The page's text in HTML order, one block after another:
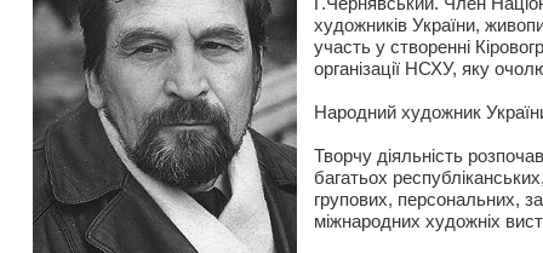
художників України,
участь у створенні
організації НСХУ, яку
Народний художник
Творчу діяльність
багатьох
групових, персональних,
міжнародних художніх